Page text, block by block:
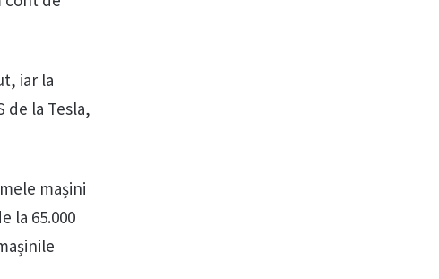
iar la
de la Tesla,
mașini
la 65.000